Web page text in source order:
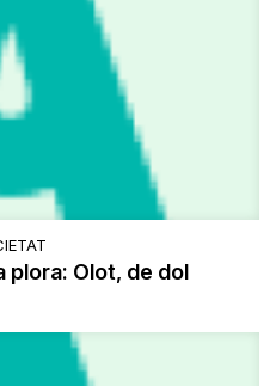
plora: Olot, de dol